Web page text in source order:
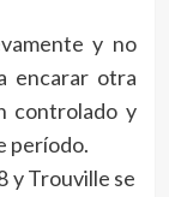
y no
encarar otra
controlado y
período.
y Trouville se